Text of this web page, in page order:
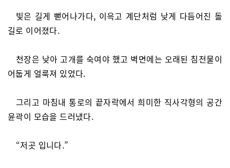
빛은 길게 뻗어나가다, 이윽고 계단처럼 낮게 다듬어진 돌
길로 이어졌다.
천장은 낮아 고개를 숙여야 했고 벽면에는 오래된 침전물이
어둡게 얼룩져 있었다.
그리고 마침내 통로의 끝자락에서 희미한 직사각형의 공간
윤곽이 모습을 드러냈다.
“저곳 입니다.”